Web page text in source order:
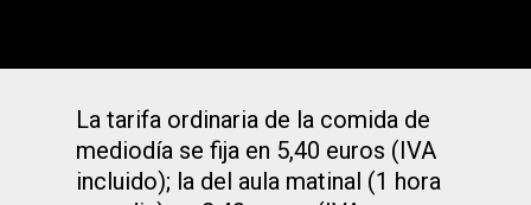
La tarifa ordinaria de la comida de
mediodía se fija en 5,40 euros (IVA
incluido); la del aula matinal (1 hora